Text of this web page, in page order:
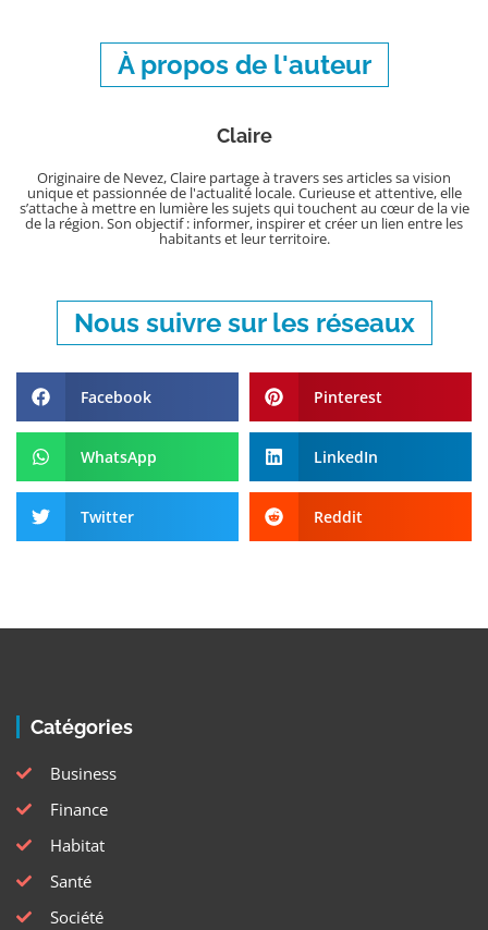
À propos de l'auteur
Claire
Originaire de Nevez, Claire partage à travers ses articles sa vision
unique et passionnée de l'actualité locale. Curieuse et attentive, elle
s’attache à mettre en lumière les sujets qui touchent au cœur de la vie
de la région. Son objectif : informer, inspirer et créer un lien entre les
habitants et leur territoire.
Nous suivre sur les réseaux
Facebook Pinterest
WhatsApp LinkedIn
Twitter Reddit
Catégories
Business
Finance
Habitat
Santé
Société